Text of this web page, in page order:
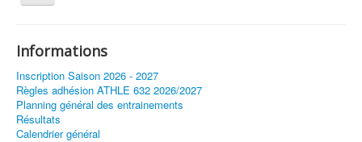
la
Vous êtes ici :
Informations
Inscription Saison 2026 - 2027
Règles adhésion ATHLE 632 2026/2027
Planning général des entrainements
Résultats
Calendrier général